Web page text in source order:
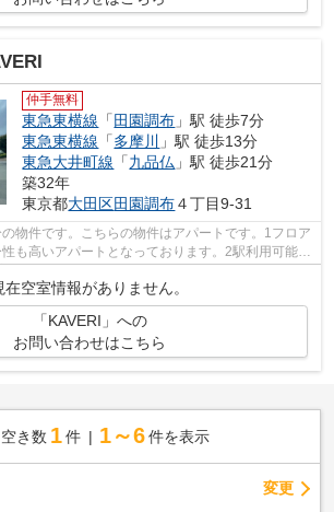
仲手無料
東急東横線 「 田園調布 」駅 徒歩7分
東急東横線 「多摩川
」駅 徒歩13分
東急大井町線 「九品仏 」駅 徒歩21分
築32年
東京都大田区田園調布４丁目9‐31
物件です。こちらの物件はアパートです。1フロア
も高いアパートとなっております。2駅利用可能な
じて経路を選...
在空室情報がありません。
「KAVERI」への
お問い合わせはこちら
空き数 1 件 1～6 件を表示
変更